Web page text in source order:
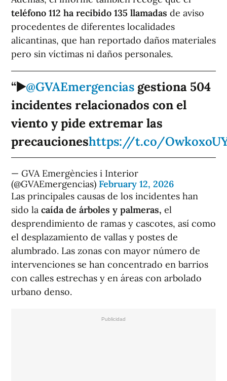
teléfono 112 ha recibido 135 llamadas de aviso
procedentes de diferentes localidades
alicantinas, que han reportado daños materiales
pero sin víctimas ni daños personales.
▶️@GVAEmergencias gestiona 504
incidentes relacionados con el
viento y pide extremar las
precaucioneshttps://t.co/
— GVA Emergències i Interior
(@GVAEmergencias) February 12, 2026
Las principales causas de los incidentes han
sido la caída de árboles y palmeras, el
desprendimiento de ramas y cascotes, así como
el desplazamiento de vallas y postes de
alumbrado. Las zonas con mayor número de
intervenciones se han concentrado en barrios
con calles estrechas y en áreas con arbolado
urbano denso.